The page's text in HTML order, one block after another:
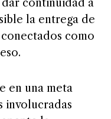
la entrega de
como
involucradas
la